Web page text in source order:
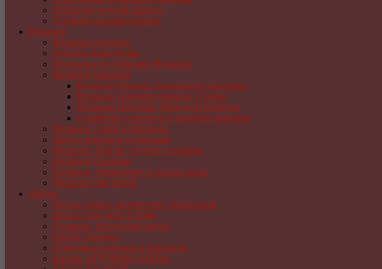
Открытки ручной работы
Подарки своими руками
Вязание
Вязание игрушек
Куколки Амигуруми
Журналы со схемами. Вязание
Вязание крючком
Вязание пледов, покрывал и подушек
Вязаная крючком одежда. Схемы
Вязание крючком. Мелочи и поделки
Салфетки, скатерти и коврики крючком
Вязание сумок и корзинок
Цветы крючком и спицами
Вязание. Шапки, шляпы и шарфы
Вязание спицами
Вязание. Украшения и аксессуары
Вязание для детей
Шитье
Шитье сумок, косметичек, кошельков
Шитье для уюта в доме
Пэчворк, лоскутное шитье
Шитье одежды
Игрушки из носков и перчаток
Шитье. ИГРУШКИ, КУКЛЫ